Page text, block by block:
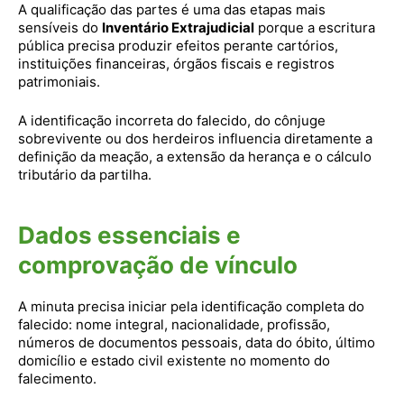
A qualificação das partes é uma das etapas mais
sensíveis do Inventário Extrajudicial porque a escritura
pública precisa produzir efeitos perante cartórios,
instituições financeiras, órgãos fiscais e registros
patrimoniais.
A identificação incorreta do falecido, do cônjuge
sobrevivente ou dos herdeiros influencia diretamente a
definição da meação, a extensão da herança e o cálculo
tributário da partilha.
Dados essenciais e
comprovação de vínculo
A minuta precisa iniciar pela identificação completa do
falecido: nome integral, nacionalidade, profissão,
números de documentos pessoais, data do óbito, último
domicílio e estado civil existente no momento do
falecimento.